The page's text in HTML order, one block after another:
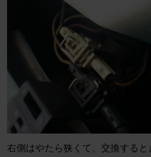
右側はやたら狭くて、交換する